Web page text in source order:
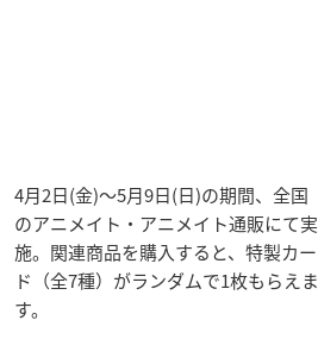
4月2日(金)～5月9日(日)の期間、全国
のアニメイト・アニメイト通販にて実
施。関連商品を購入すると、特製カー
ド（全7種）がランダムで1枚もらえま
す。